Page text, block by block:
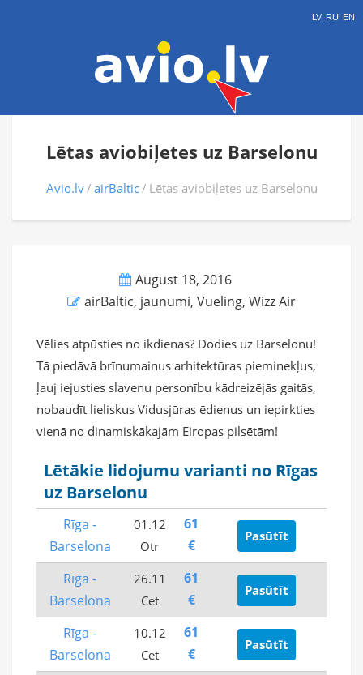
LV RU EN
Lētas aviobiļetes uz Barselonu
Avio.lv airBaltic Lētas aviobiļetes uz Barselonu
August 18, 2016
airBaltic, jaunumi, Vueling, Wizz Air
Vēlies atpūsties no ikdienas? Dodies uz Barselonu!
Tā piedāvā brīnumainus arhitektūras pieminekļus,
ļauj iejusties slavenu personību kādreizējās gaitās,
nobaudīt lieliskus Vidusjūras ēdienus un iepirkties
vienā no dinamiskākajām Eiropas pilsētām!
Lētākie lidojumu varianti no Rīgas
uz Barselonu
Rīga -
Barselona
01.12
Otr
61
€
Pasūtīt
Rīga -
Barselona
26.11
Cet
61
€
Pasūtīt
Rīga -
Barselona
10.12
Cet
61
€
Pasūtīt